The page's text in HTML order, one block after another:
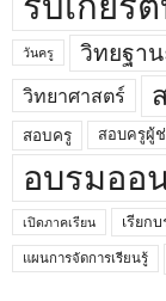
วันครู วิทยฐาน
วิทยาศาสตร์
สอบครู สอบครูผู้
อบรมออ
เปิดภาคเรียน เรียก
แผนการจัดการเรียนรู้